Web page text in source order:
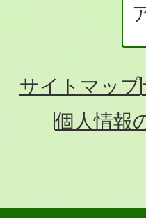
サイトマップ
個人情報